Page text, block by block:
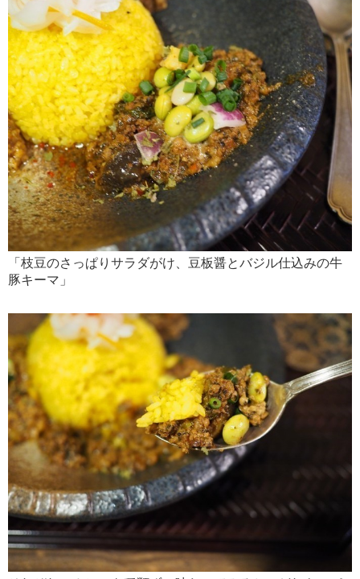
「枝豆のさっぱりサラダがけ、豆板醤とバジル仕込みの牛
豚キーマ」